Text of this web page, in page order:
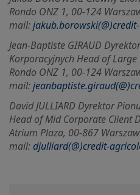
Rondo ONZ 1, 00-124
mail:
Jean-Baptiste GIRAUD
Korporacyjnych Head of
Rondo ONZ 1, 00-124
mail:
David JULLIARD Dyrektor
Head of Mid Corporate Client
Atrium Plaza, 00-867
mail:djulliard(@)credit-